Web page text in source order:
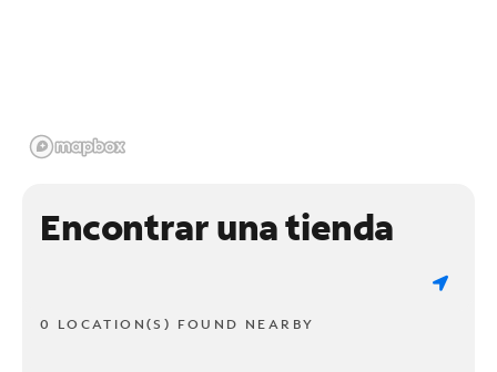
Encontrar una tienda
0 LOCATION(S) FOUND NEARBY